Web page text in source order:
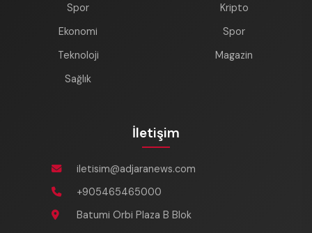
Spor
Ekonomi
Teknoloji
Sağlık
Kripto
Spor
Magazin
İletişim
iletisim@adjaranews.com
+905465465000
Batumi Orbi Plaza B Blok